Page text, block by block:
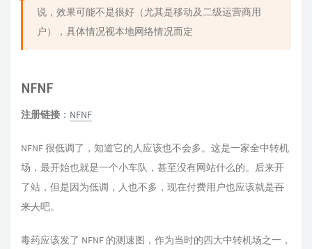
说，效果可能不是很好（尤其是移动及二级运营商用
户），具体情况视本地网络情况而定
NFNF
注册链接 ： NFNF
NFNF 很低调了，知道它的人应该也不会多。这是一家全中转机
场，最开始也就是一个小车队，甚至没有网站什么的。后来开
了站，但是因为低调，人也不多，现在付费用户也应该就是百
来人吧。
毒药应该发了 NFNF 的测速图，作为当时的四大中转机场之一，